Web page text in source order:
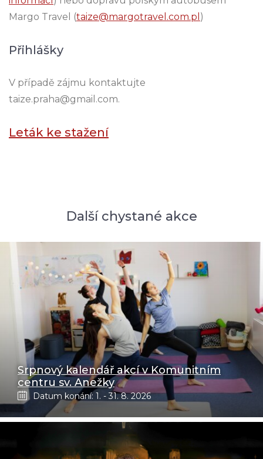
Margo Travel (taize@margotravel.com.pl )
Přihlášky
V případě zájmu kontaktujte
taize.praha@gmail.com.
Leták ke stažení
Další chystané akce
Srpnový kalendář akcí v Komunitním
centru sv. Anežky
Datum konání: 1. - 31. 8. 2026